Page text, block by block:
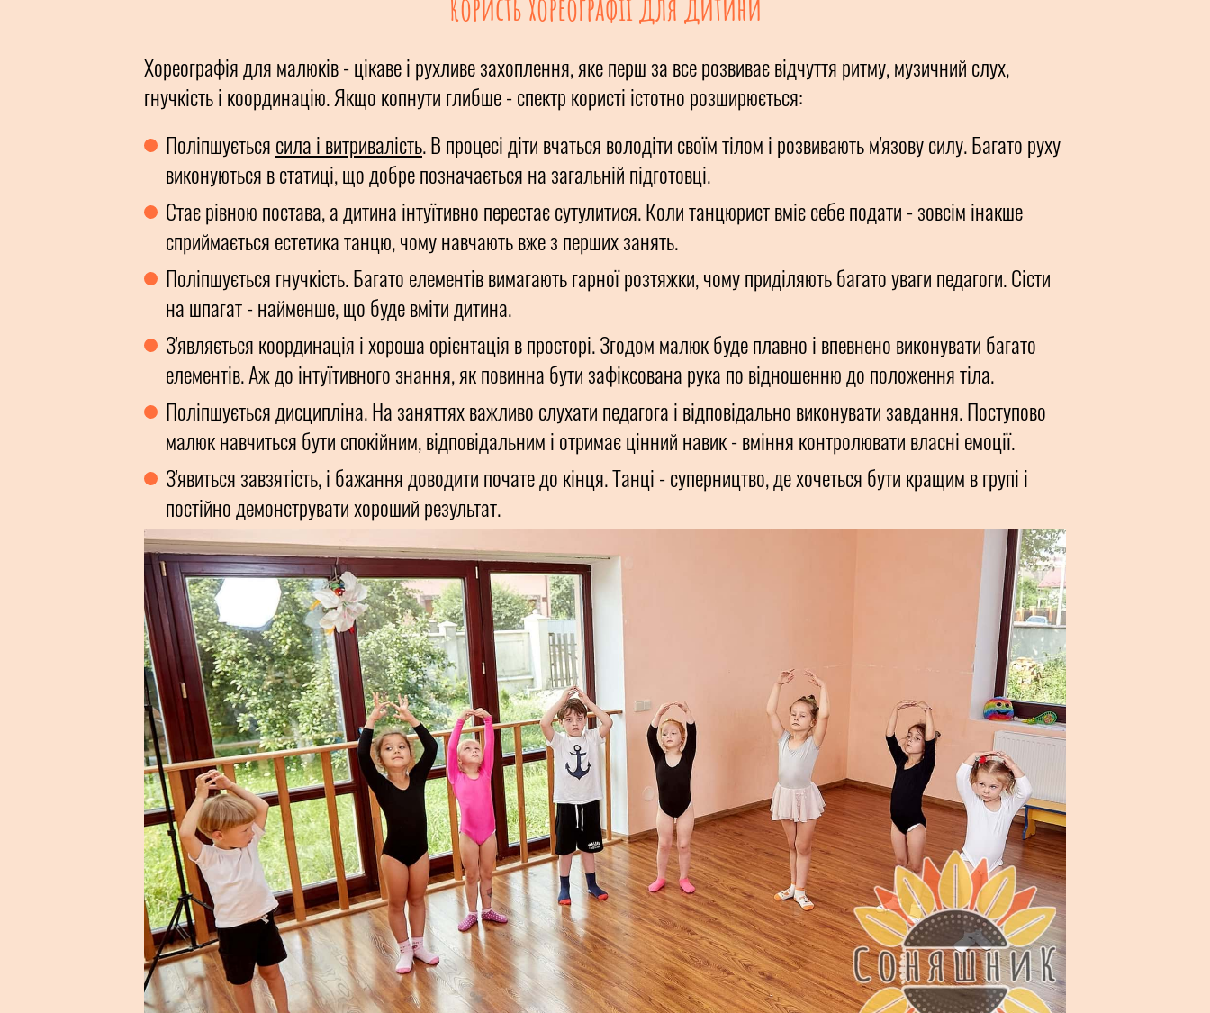
Хореографія для малюків - цікаве і рухливе захоплення, яке перш за все розвиває відчуття ритму, музичний слух,
гнучкість і координацію. Якщо копнути глибше - спектр користі істотно розширюється:
Поліпшуєтьсясила і витривалість. В процесі діти вчаться володіти своїм тілом і розвивають м'язову силу. Багато руху
виконуються в статиці, що добре позначається на загальній підготовці.
Стає рівною постава, а дитина інтуїтивно перестає сутулитися. Коли танцюрист вміє себе подати - зовсім інакше
сприймається естетика танцю, чому навчають вже з перших занять.
Поліпшується гнучкість. Багато елементів вимагають гарної розтяжки, чому приділяють багато уваги педагоги. Сісти
на шпагат - найменше, що буде вміти дитина.
З'являється координація і хороша орієнтація в просторі. Згодом малюк буде плавно і впевнено виконувати багато
елементів. Аж до інтуїтивного знання, як повинна бути зафіксована рука по відношенню до положення тіла.
Поліпшується дисципліна. На заняттях важливо слухати педагога і відповідально виконувати завдання. Поступово
малюк навчиться бути спокійним, відповідальним і отримає цінний навик - вміння контролювати власні емоції.
З'явиться завзятість, і бажання доводити почате до кінця. Танці - суперництво, де хочеться бути кращим в групі і
постійно демонструвати хороший результат.